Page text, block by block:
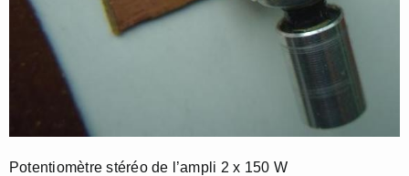
Potentiomètre stéréo de l’ampli 2 x 150 W